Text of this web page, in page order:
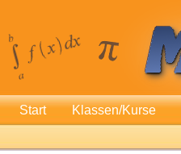
Start Klassen/Kurse